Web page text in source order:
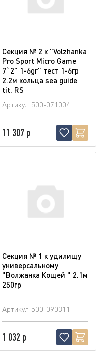
Секция № 2 к "Volzhanka
Pro Sport Micro Game
7`2" 1-6gr" тест 1-6гр
2.2м кольца sea guide
tit. RS
Артикул 500-071004
11 307 р
Секция № 1 к удилищу
универсальному
"Волжанка Кощей " 2.1м
250гр
Артикул 500-090311
1 032 р